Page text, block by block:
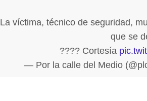
La víctima, técnico de seguridad,
que se
???? Cortesía
— Por la calle del Medio